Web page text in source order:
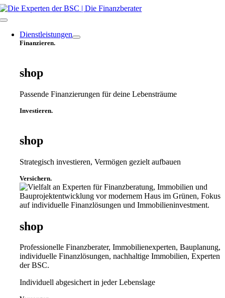
Zum
Inhalt
Toggle
NavigationDienstleistungen
Finanzieren.
shop
Passende Finanzierungen für deine Lebensträume
Investieren.
shop
Strategisch investieren, Vermögen gezielt aufbauen
Versichern.
shop
Professionelle Finanzberater, Immobilienexperten, Bauplanung,
individuelle Finanzlösungen, nachhaltige Immobilien, Experten
der BSC.
Individuell abgesichert in jeder Lebenslage